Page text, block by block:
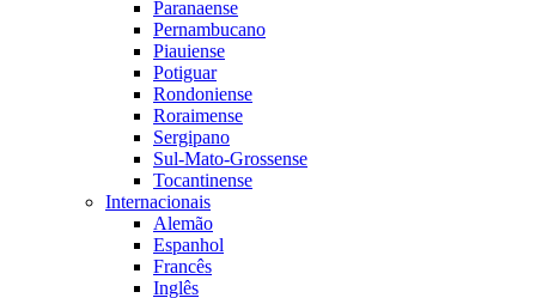
Paranaense
Pernambucano
Piauiense
Potiguar
Rondoniense
Roraimense
Sergipano
Sul-Mato-Grossense
Tocantinense
Internacionais
Alemão
Espanhol
Francês
Inglês